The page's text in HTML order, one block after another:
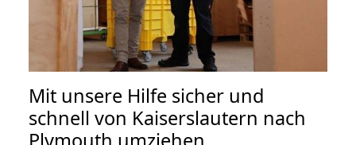
Mit unsere Hilfe sicher und
schnell von Kaiserslautern nach